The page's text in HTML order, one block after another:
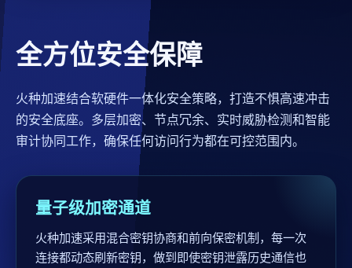
全方位安全保障
火种加速结合软硬件一体化安全策略，打造不惧高速冲击
的安全底座。多层加密、节点冗余、实时威胁检测和智能
审计协同工作，确保任何访问行为都在可控范围内。
量子级加密通道
火种加速采用混合密钥协商和前向保密机制，每一次
连接都动态刷新密钥，做到即使密钥泄露历史通信也